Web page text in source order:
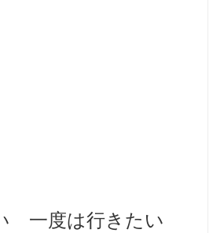
一度は行きたい